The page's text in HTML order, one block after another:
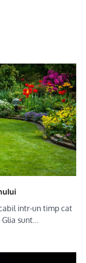
intr-un timp cat
Glia sunt…